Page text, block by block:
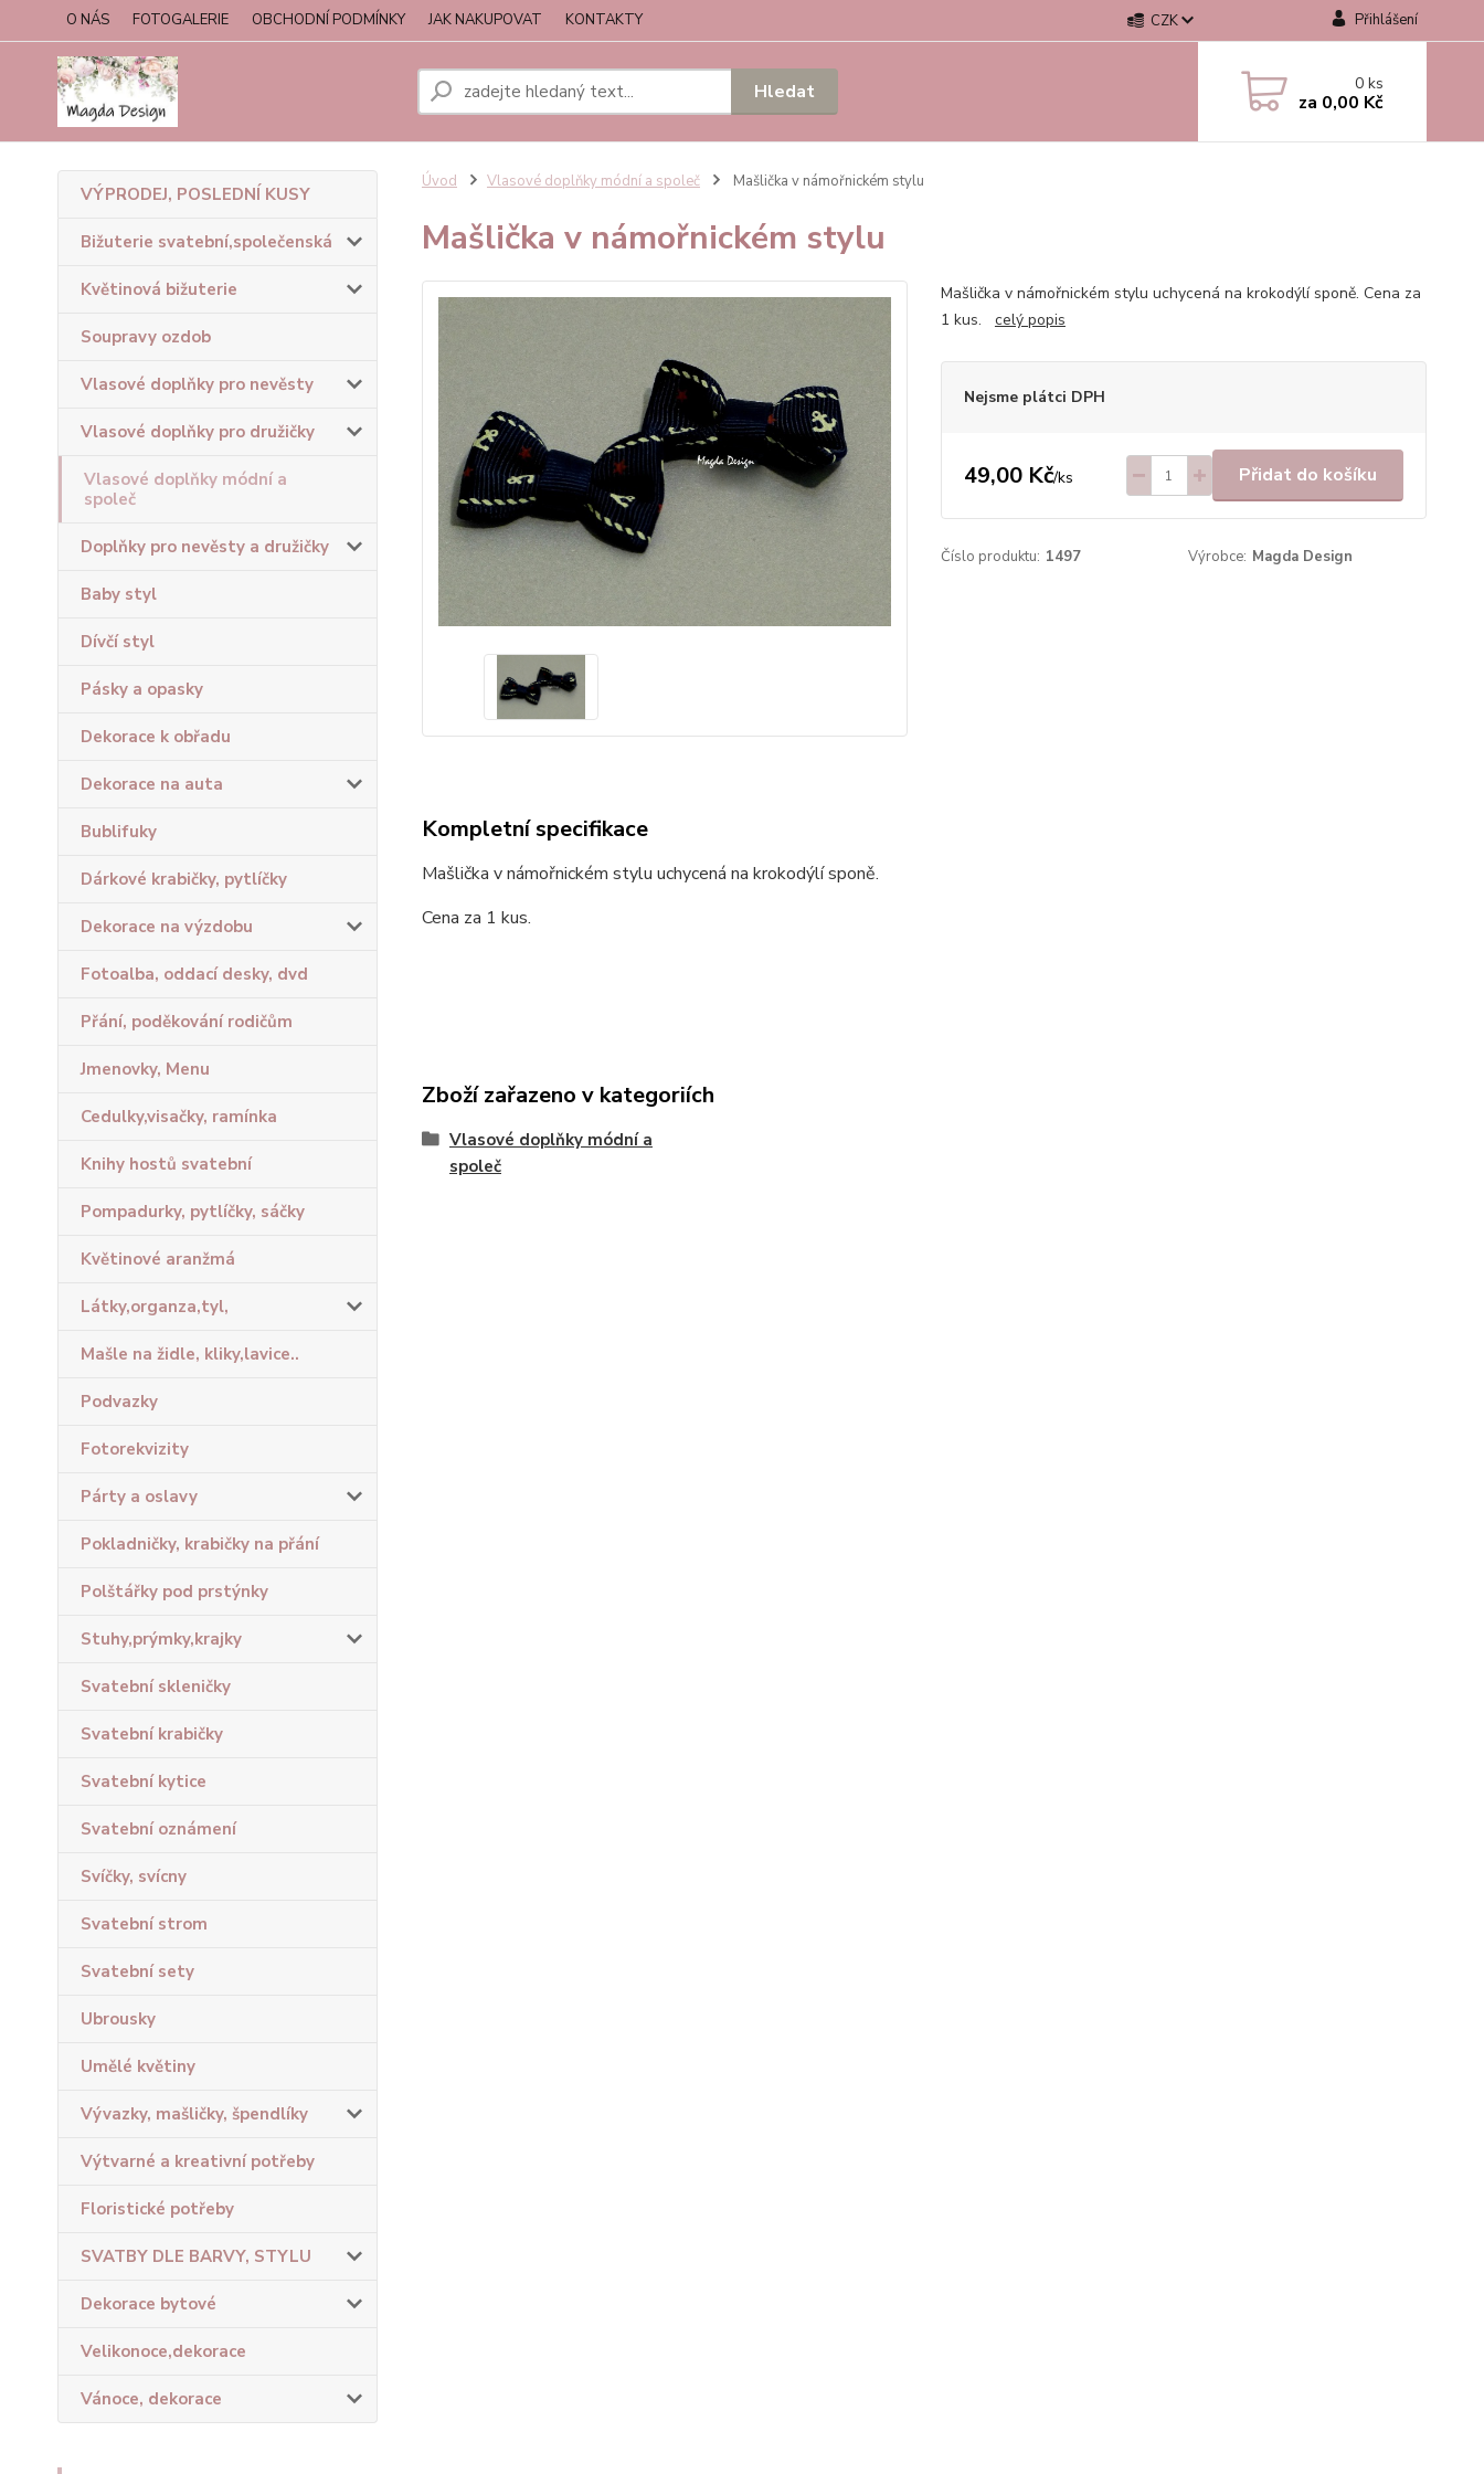
O NÁS FOTOGALERIE OBCHODNÍ PODMÍNKY JAK NAKUPOVAT KONTAKTY CZK Přihlášení
Hledat 0ks
za 0,00 Kč
VÝPRODEJ, POSLEDNÍ KUSY
Bižuterie svatební,společenská
Květinová bižuterie
Soupravy ozdob
Vlasové doplňky pro nevěsty
Vlasové doplňky pro družičky
Vlasové doplňky módní a
společ
Doplňky pro nevěsty a družičky
Baby styl
Dívčí styl
Pásky a opasky
Dekorace k obřadu
Dekorace na auta
Bublifuky
Dárkové krabičky, pytlíčky
Dekorace na výzdobu
Fotoalba, oddací desky, dvd
Přání, poděkování rodičům
Jmenovky, Menu
Cedulky,visačky, ramínka
Knihy hostů svatební
Pompadurky, pytlíčky, sáčky
Květinové aranžmá
Látky,organza,tyl,
Mašle na židle, kliky,lavice..
Podvazky
Fotorekvizity
Párty a oslavy
Pokladničky, krabičky na přání
Polštářky pod prstýnky
Stuhy,prýmky,krajky
Svatební skleničky
Svatební krabičky
Svatební kytice
Svatební oznámení
Svíčky, svícny
Svatební strom
Svatební sety
Ubrousky
Umělé květiny
Vývazky, mašličky, špendlíky
Výtvarné a kreativní potřeby
Floristické potřeby
SVATBY DLE BARVY, STYLU
Dekorace bytové
Velikonoce,dekorace
Vánoce, dekorace
Úvod Vlasové doplňky módní a společ Mašlička v námořnickém stylu
Mašlička v námořnickém stylu
Mašlička v námořnickém stylu uchycená na krokodýlí sponě. Cena za
1 kus. celý popis
Nejsme plátci DPH
49,00 Kč/ks Přidat do košíku
Číslo produktu: 1497 Výrobce: Magda Design
Kompletní specifikace
Mašlička v námořnickém stylu uchycená na krokodýlí sponě.
Cena za 1 kus.
Zboží zařazeno v kategoriích
Vlasové doplňky módní a
společ